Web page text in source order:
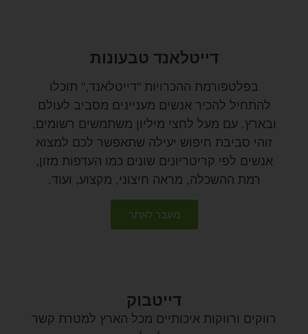
דייטלאנד טבעונות
בפלטפורמת ההכרויות "דייטלאנד," תוכלו
להתחיל להכיר אנשים מעניינים מסביב לעולם
ובארץ. עם מעל לחצי מיליון משתמשים רשומים,
זוהי סביבת חיפוש יעילה שתאפשר לכם למצוא
אנשים לפי קריטריונים שונים כמו העדפות מזון,
רמת ההשכלה, מראה חיצוני, מקצוע, ועוד.
מעבר לאתר
דייטבוק
רווקים ורווקות איכותיים מכל הארץ למטרת קשר